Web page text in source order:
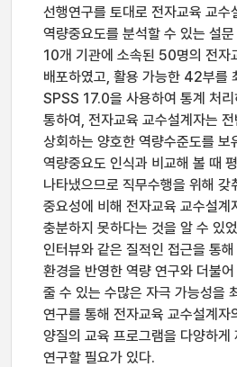
선행연구를 토대로 전자교육 교수
역량중요도를 분석할 수 있는 설
10개 기관에 소속된 50명의 전자
배포하였고, 활용 가능한 42부를
SPSS 17.0을 사용하여 통계 처
통하여, 전자교육 교수설계자는
상회하는 양호한 역량수준도를 보
역량중요도 인식과 비교해 볼 때
나타냈으므로 직무수행을 위해 갖
중요성에 비해 전자교육 교수설계
충분하지 못하다는 것을 알 수 있
인터뷰와 같은 질적인 접근을 통
환경을 반영한 역량 연구와 더불
줄 수 있는 수많은 자극 가능성을
연구를 통해 전자교육 교수설계자
양질의 교육 프로그램을 다양하게
연구할 필요가 있다.